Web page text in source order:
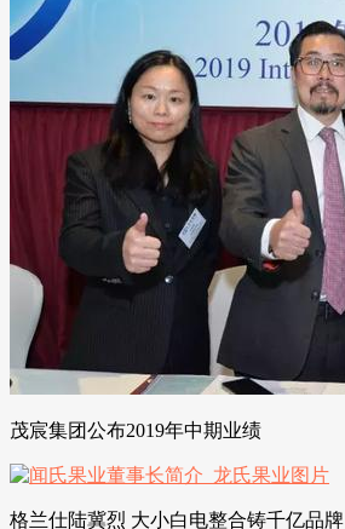
茂宸集团公布2019年中期业绩
格兰仕陆冀烈 大小白电整合铸千亿品牌